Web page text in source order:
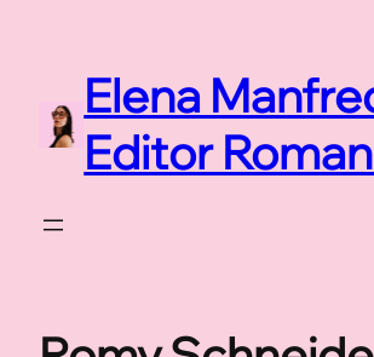
contenutoElena
Editor